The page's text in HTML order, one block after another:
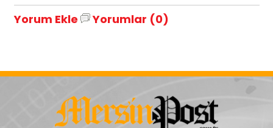
Yorum Ekle Yorumlar (0)